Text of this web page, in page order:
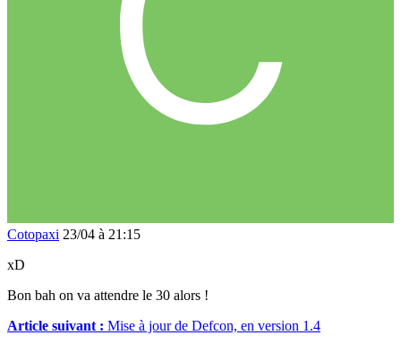
Cotopaxi 23/04 à 21:15
xD
Bon bah on va attendre le 30 alors !
Article suivant : Mise à jour de Defcon, en version 1.4